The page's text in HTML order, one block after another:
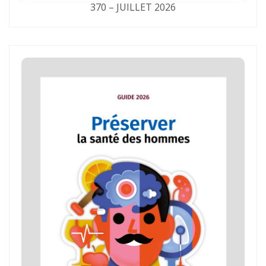
370 – JUILLET 2026